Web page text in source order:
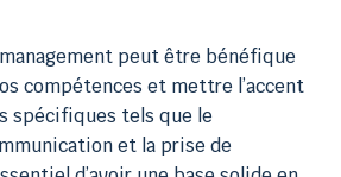
peut être bénéfique
compétences et mettre l’accent
spécifiques tels que le
et la prise de